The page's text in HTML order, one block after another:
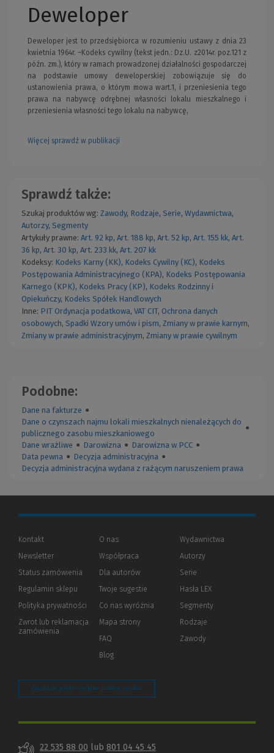
Deweloper
Deweloper jest to przedsiębiorca w rozumieniu ustawy z dnia 23
kwietnia 1964r. –Kodeks cywilny (tekst jedn.: Dz.U. z2014r. poz.121 z
późn. zm.), który w ramach prowadzonej działalności gospodarczej
na podstawie umowy deweloperskiej zobowiązuje się do
ustanowienia prawa, o którym mowa wart.1, i przeniesienia tego
prawa na nabywcę odrębnej własności lokalu mieszkalnego i
przeniesienia własności tego lokalu na nabywcę,
Więcej sprawdź w publikacji
Sprawdź także:
Szukaj produktów wg: Zawody, Rodzaje, Serie, Wydawnictwa,
Autorzy, Segmenty
Artykuły prawne: Art. 92 kp, Art. 188 kp, Art. 52 kp, Art. 155 kk, Art.
36 kp, Art. 30 kp, Art. 233 kk, Art. 207 kk
Kodeksy: Kodeks Karny (KK), Kodeks Cywilny (KC), Kodeks
Postępowania Administracyjnego (KPA), Kodeks Postępowania
Karnego (KPK), Kodeks Pracy (KP), Kodeks Rodzinny i
Opiekuńczy, Kodeks Spółek Handlowych
Inne: PIT Ordynacja podatkowa, VAT CIT, Ochrona danych
osobowych, Spadki Wzory umów i pism, Zmiany w prawie karnym,
Zmiany w prawie administracyjnym, Zmiany w prawie cywilnym
Podobne:
Dane na fakturze ●
Dane o czynszach najmu lokali mieszkalnych nienależących do
publicznego zasobu mieszkaniowego
●
Dane wrażliwe ● Darowizna ● Darowizna w PCC ●
Data pewna ● Decyzja administracyjna ●
Decyzja administracyjna wydana z rażącym naruszeniem prawa
Kontakt
Newsletter
Status zamówienia
Regulamin sklepu
Polityka prywatności (Nowe
(Link
innej
Zwrot lub reklamacja
zamówienia
O nas
Współpraca
Dla autorów(Nowe
(Link
innej
strony)
Twoje sugestie
Co nas wyróżnia
Mapa strony
FAQ
Blog
Wydawnictwa
Autorzy
Serie
Hasła LEX
Segmenty
Rodzaje
Zawody
Zarządzaj preferencjami plików cookie
22 535 88 00 lub 801 04 45 45